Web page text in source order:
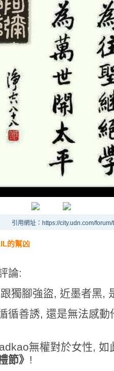
引用網址：https://city.udn.com/
的幫凶
論:
獨腳強盜, 近墨者黑,
循善誘, 還是無法感
無權對於女性, 如
節》 !